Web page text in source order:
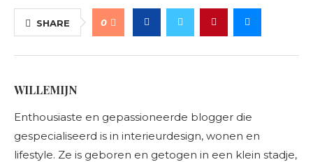
SHARE 0
WILLEMIJN
Enthousiaste en gepassioneerde blogger die
gespecialiseerd is in interieurdesign, wonen en
lifestyle. Ze is geboren en getogen in een klein stadje,